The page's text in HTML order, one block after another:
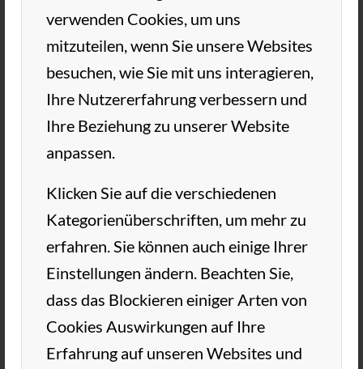
verwenden Cookies, um uns
mitzuteilen, wenn Sie unsere Websites
besuchen, wie Sie mit uns interagieren,
Ihre Nutzererfahrung verbessern und
Ihre Beziehung zu unserer Website
anpassen.
Klicken Sie auf die verschiedenen
Kategorienüberschriften, um mehr zu
erfahren. Sie können auch einige Ihrer
Einstellungen ändern. Beachten Sie,
dass das Blockieren einiger Arten von
Cookies Auswirkungen auf Ihre
Erfahrung auf unseren Websites und
Herzlichen Dank an den TC Wedel für die
tolle Organisation des diesjährigen
Brückenturniers. Bis zum nächsten Jahr…😊